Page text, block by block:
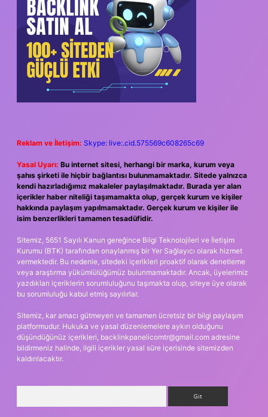
Reklam ve İletişim: Skype: live:.cid.575569c608265c69
Yasal Uyarı: Bu internet sitesi, herhangi bir marka, kurum veya
şahıs şirketi ile hiçbir bağlantısı bulunmamaktadır. Sitede yalnızca
kendi hazırladığımız makaleler paylaşılmaktadır. Burada yer alan
içerikler haber niteliği taşımamakta olup, gerçek kurum ve kişiler
hakkında paylaşım yapılmamaktadır. Gerçek kurum ve kişiler ile
isim benzerlikleri tamamen tesadüfidir.
Sitemiz, 5651 Sayılı Kanun gereğince Bilgi Teknolojileri ve İletişim
Kurumu (BTK) tarafından onaylanmış bir Yer Sağlayıcı olarak hizmet
vermektedir. Bu nedenle, sitedeki içerikleri proaktif olarak denetleme
veya araştırma yükümlülüğümüz bulunmamaktadır. Ancak, üyelerimiz
yazdıkları içeriklerin sorumluluğunu taşımakta olup, siteye üye olarak
bu sorumluluğu kabul etmiş sayılırlar.
Sitemiz, kar amacı gütmeyen ve tamamen ücretsiz bir bilgi paylaşım
platformudur. Hukuka ve yasal düzenlemelere aykırı olduğunu
düşündüğünüz içerikleri, backlinkpanelicomtr@gmail.com adresine
bildirmeniz halinde, ilgili içerikler yasal süre içerisinde sitemizden
kaldırılacaktır.